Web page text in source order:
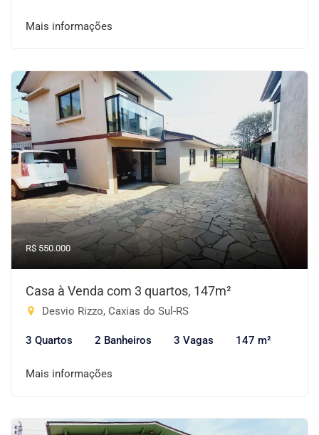
Mais informações
R$ 550.000
Casa à Venda com 3 quartos, 147m²
Desvio Rizzo, Caxias do Sul-RS
3 Quartos 2 Banheiros 3 Vagas 147 m²
Mais informações